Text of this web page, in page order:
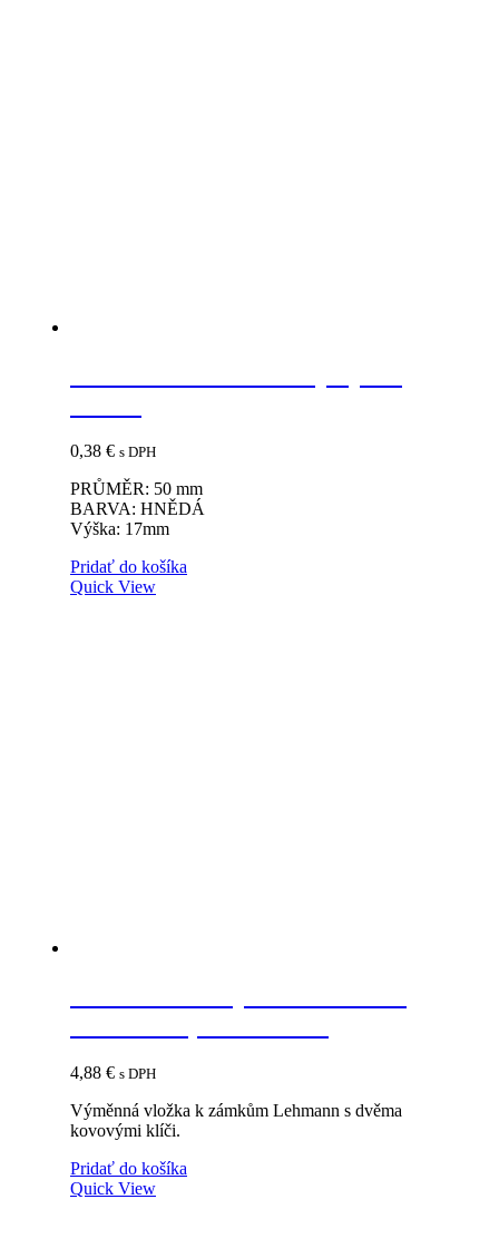
0,38 € s DPH
PRŮMĚR: 50 mm
BARVA: HNĚDÁ
Výška: 17mm
Pridať do košíka
Quick View
4,88 € s DPH
Výměnná vložka k zámkům Lehmann s dvěma
kovovými klíči.
Pridať do košíka
Quick View